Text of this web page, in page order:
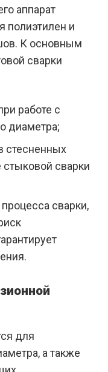
аппарат
полиэтилен и
К основным
сварки
работе с
диаметра;
стесненных
сварки
сварки,
для
а также